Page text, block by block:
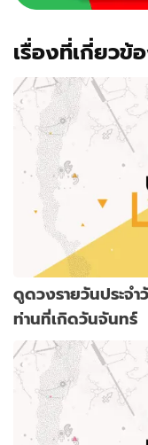
เรื่องที่เกี่ยวข้
ดูดวงรายวันประจ
ท่านที่เกิดวันจันทร์